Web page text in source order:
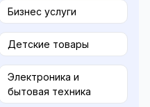
Бизнес услуги
Детские товары
Электроника и
бытовая техника